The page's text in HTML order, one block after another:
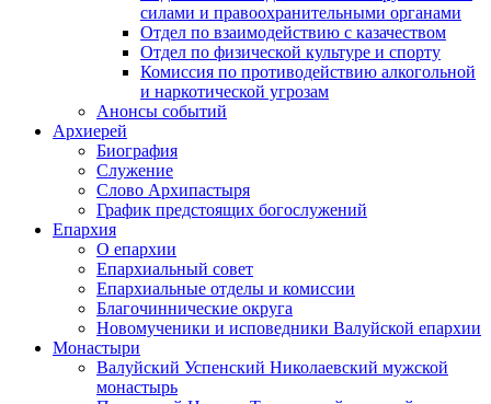
силами и правоохранительными органами
Отдел по взаимодействию с казачеством
Отдел по физической культуре и спорту
Комиссия по противодействию алкогольной
и наркотической угрозам
Анонсы событий
Архиерей
Биография
Служение
Слово Архипастыря
График предстоящих богослужений
Епархия
О епархии
Епархиальный совет
Епархиальные отделы и комиссии
Благочиннические округа
Новомученики и исповедники Валуйской епархии
Монастыри
Валуйский Успенский Николаевский мужской
монастырь